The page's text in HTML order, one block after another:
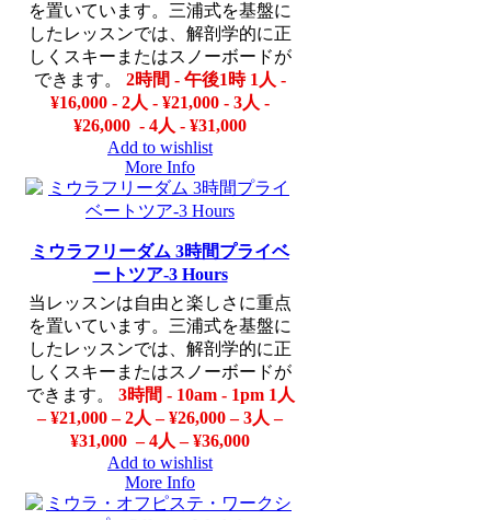
を置いています。三浦式を基盤に
したレッスンでは、解剖学的に正
しくスキーまたはスノーボードが
できます。 2時間 - 午後1時 1人 -
¥16,000 - 2人 - ¥21,000 - 3人 -
¥26,000 - 4人 - ¥31,000
Add to wishlist
More Info
ミウラフリーダム 3時間プライベ
ートツア-3 Hours
当レッスンは自由と楽しさに重点
を置いています。三浦式を基盤に
したレッスンでは、解剖学的に正
しくスキーまたはスノーボードが
できます。 3時間 - 10am - 1pm 1人
– ¥21,000 – 2人 – ¥26,000 – 3人 –
¥31,000 – 4人 – ¥36,000
Add to wishlist
More Info